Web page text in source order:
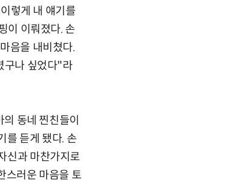
렇게 내 얘기를
이 이뤄졌다. 손
음을 내비쳤다.
구나 싶었다"라
동네 찐친들이
를 듣게 됐다. 손
신과 마찬가지로
스러운 마음을 토